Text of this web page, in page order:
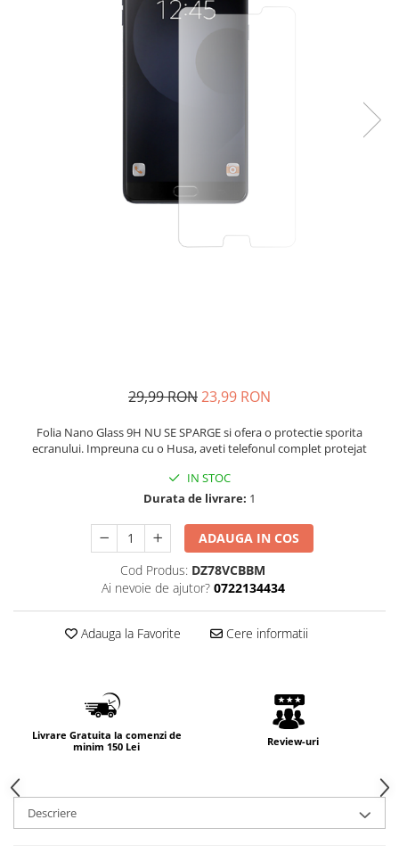
29,99 RON23,99 RON
Folia Nano Glass 9H NU SE SPARGE si ofera o protectie sporita
ecranului. Impreuna cu o Husa, aveti telefonul complet protejat
IN STOC
Durata de livrare: 1
ADAUGA IN COS
Cod Produs: DZ78VCBBM
Ai nevoie de ajutor? 0722134434
Adauga la Favorite Cere informatii
Livrare Gratuita la comenzi de
minim 150 Lei
Review-uri
Descriere